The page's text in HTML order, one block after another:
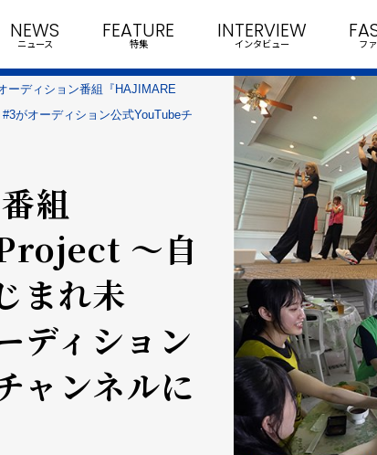
NEWS
ニュース
FEATURE
特集
INTERVIEW
インタビュー フ
ーディション番組『HAJIMARE
がオーディション公式YouTubeチ
組
〜自
まれ未
ディション
ャンネルに